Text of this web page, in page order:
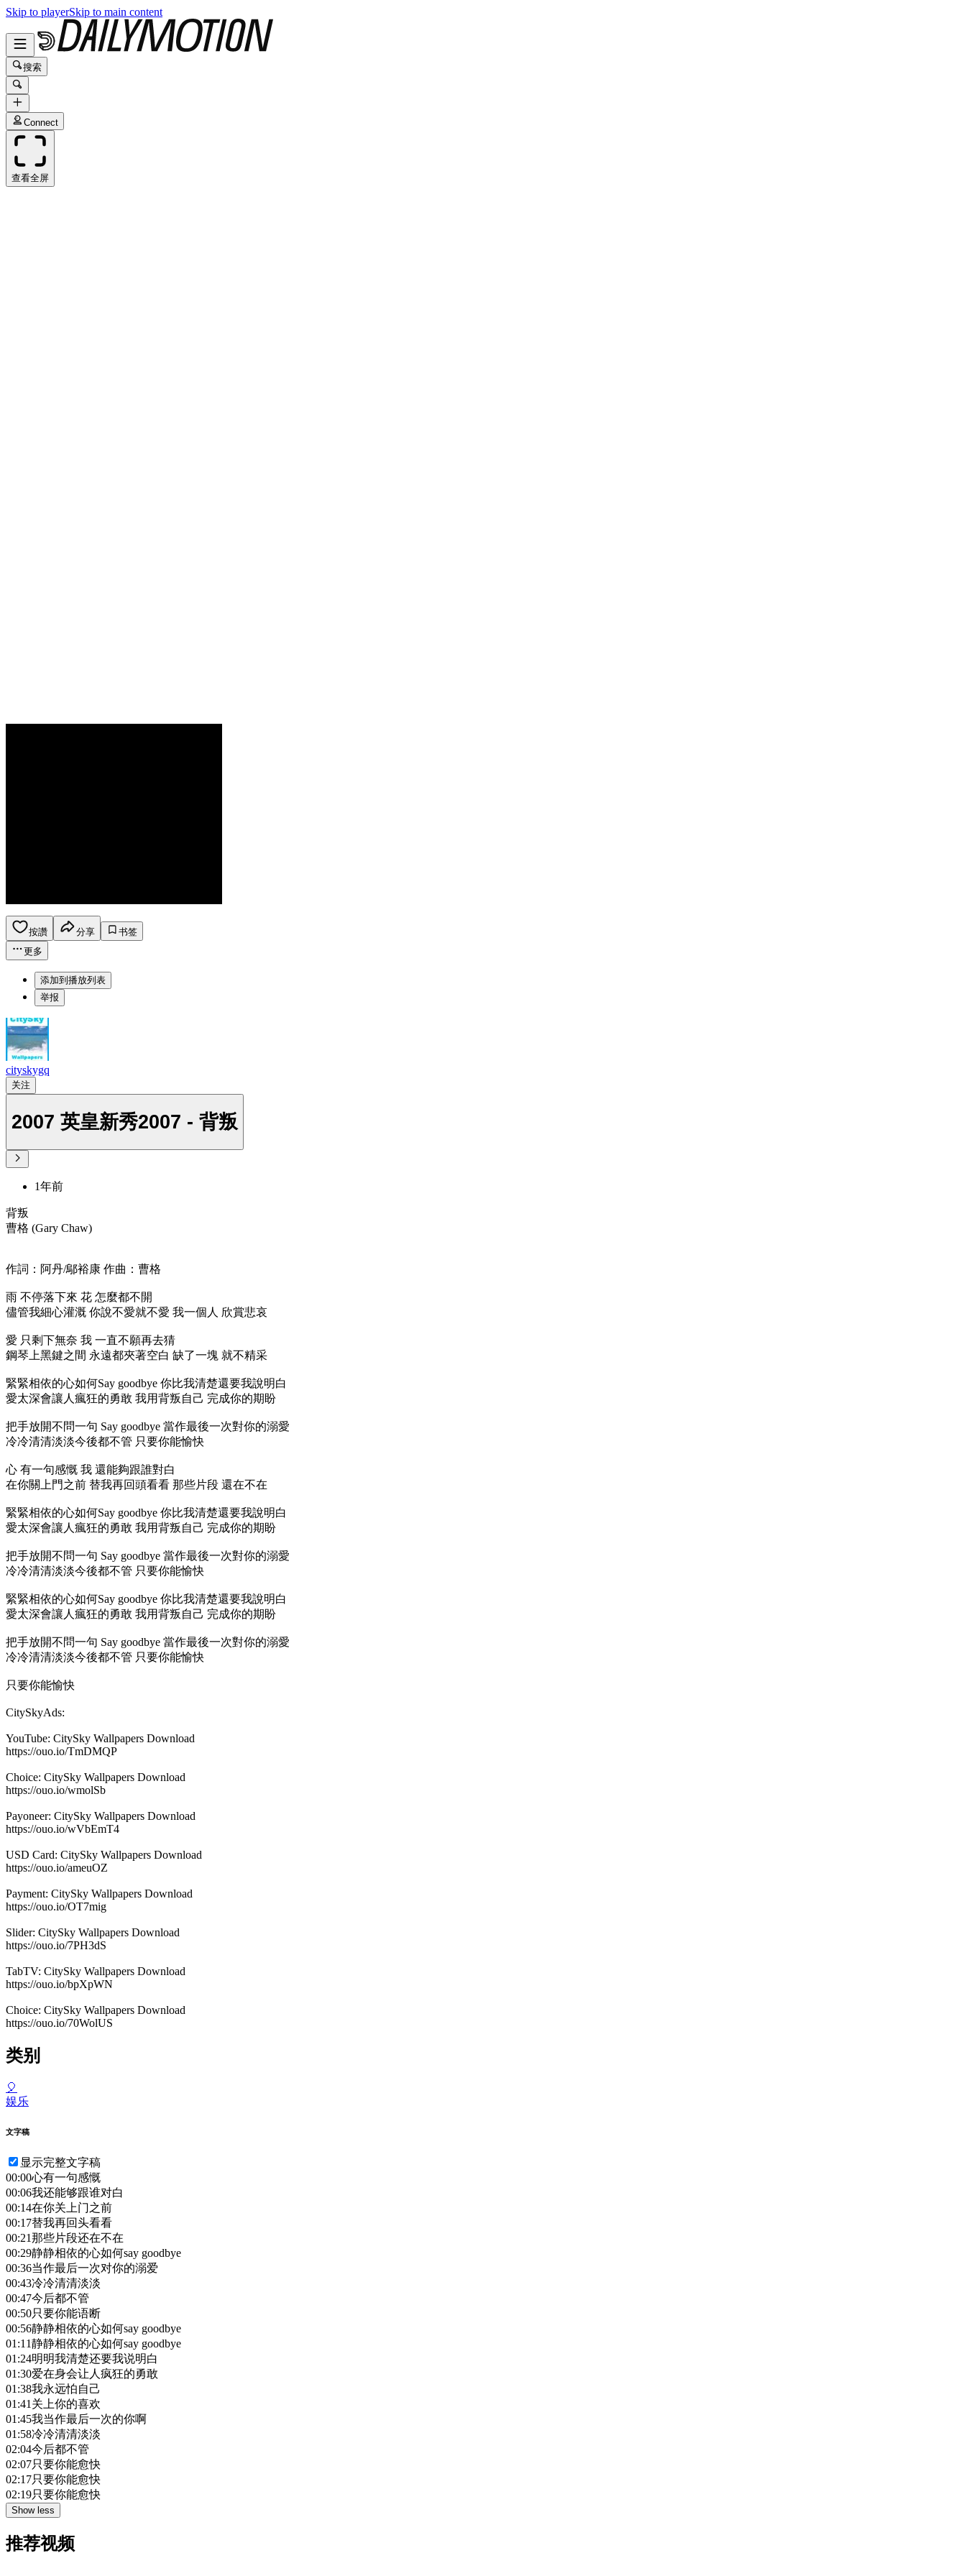
Skip to playerSkip to main content
搜索
Connect
查看全屏
按讚 分享
书签
更多
添加到播放列表
举报
cityskygq
关注
2007 英皇新秀2007 - 背叛
1年前
背叛
曹格 (Gary Chaw)
作詞：阿丹/鄔裕康 作曲：曹格
雨 不停落下來 花 怎麼都不開
儘管我細心灌溉 你說不愛就不愛 我一個人 欣賞悲哀
愛 只剩下無奈 我 一直不願再去猜
鋼琴上黑鍵之間 永遠都夾著空白 缺了一塊 就不精采
緊緊相依的心如何Say goodbye 你比我清楚還要我說明白
愛太深會讓人瘋狂的勇敢 我用背叛自己 完成你的期盼
把手放開不問一句 Say goodbye 當作最後一次對你的溺愛
冷冷清清淡淡今後都不管 只要你能愉快
心 有一句感慨 我 還能夠跟誰對白
在你關上門之前 替我再回頭看看 那些片段 還在不在
緊緊相依的心如何Say goodbye 你比我清楚還要我說明白
愛太深會讓人瘋狂的勇敢 我用背叛自己 完成你的期盼
把手放開不問一句 Say goodbye 當作最後一次對你的溺愛
冷冷清清淡淡今後都不管 只要你能愉快
緊緊相依的心如何Say goodbye 你比我清楚還要我說明白
愛太深會讓人瘋狂的勇敢 我用背叛自己 完成你的期盼
把手放開不問一句 Say goodbye 當作最後一次對你的溺愛
冷冷清清淡淡今後都不管 只要你能愉快
只要你能愉快
CitySkyAds:
YouTube: CitySky Wallpapers Download
https://ouo.io/TmDMQP
Choice: CitySky Wallpapers Download
https://ouo.io/wmolSb
Payoneer: CitySky Wallpapers Download
https://ouo.io/wVbEmT4
USD Card: CitySky Wallpapers Download
https://ouo.io/ameuOZ
Payment: CitySky Wallpapers Download
https://ouo.io/OT7mig
Slider: CitySky Wallpapers Download
https://ouo.io/7PH3dS
TabTV: CitySky Wallpapers Download
https://ouo.io/bpXpWN
Choice: CitySky Wallpapers Download
https://ouo.io/70WolUS
类别
🎈
娱乐
文字稿
显示完整文字稿
00:00心有一句感慨
00:06我还能够跟谁对白
00:14在你关上门之前
00:17替我再回头看看
00:21那些片段还在不在
00:29静静相依的心如何say goodbye
00:36当作最后一次对你的溺爱
00:43冷冷清清淡淡
00:47今后都不管
00:50只要你能语断
00:56静静相依的心如何say goodbye
01:11静静相依的心如何say goodbye
01:24明明我清楚还要我说明白
01:30爱在身会让人疯狂的勇敢
01:38我永远怕自己
01:41关上你的喜欢
01:45我当作最后一次的你啊
01:58冷冷清清淡淡
02:04今后都不管
02:07只要你能愈快
02:17只要你能愈快
02:19只要你能愈快
Show less
推荐视频